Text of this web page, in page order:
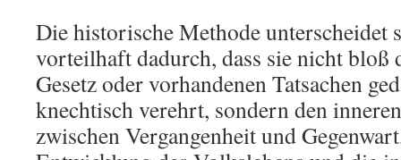
Die historische Methode unterscheidet
vorteilhaft dadurch, dass sie nicht bloß
Gesetz oder vorhandenen Tatsachen
knechtisch verehrt, sondern den
zwischen Vergangenheit und